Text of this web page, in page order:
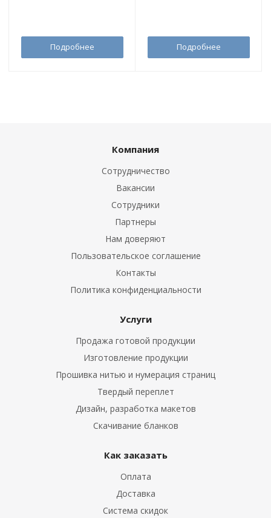
Подробнее Подробнее
Компания
Сотрудничество
Вакансии
Сотрудники
Партнеры
Нам доверяют
Пользовательское соглашение
Контакты
Политика конфиденциальности
Услуги
Продажа готовой продукции
Изготовление продукции
Прошивка нитью и нумерация страниц
Твердый переплет
Дизайн, разработка макетов
Скачивание бланков
Как заказать
Оплата
Доставка
Система скидок